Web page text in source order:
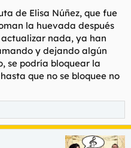
de Elisa Núñez, que fue
la huevada después
nada, ya han
y dejando algún
se podría bloquear la
que no se bloquee no